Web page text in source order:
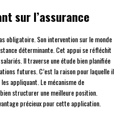
sur l’assurance
obligatoire. Son intervention sur le monde
déterminante. Cet appui se réfléchit
Il traverse une étude bien planifiée
futures. C’est la raison pour laquelle il
appliquant. Le mécanisme de
structurer une meilleure position.
précieux pour cette application.